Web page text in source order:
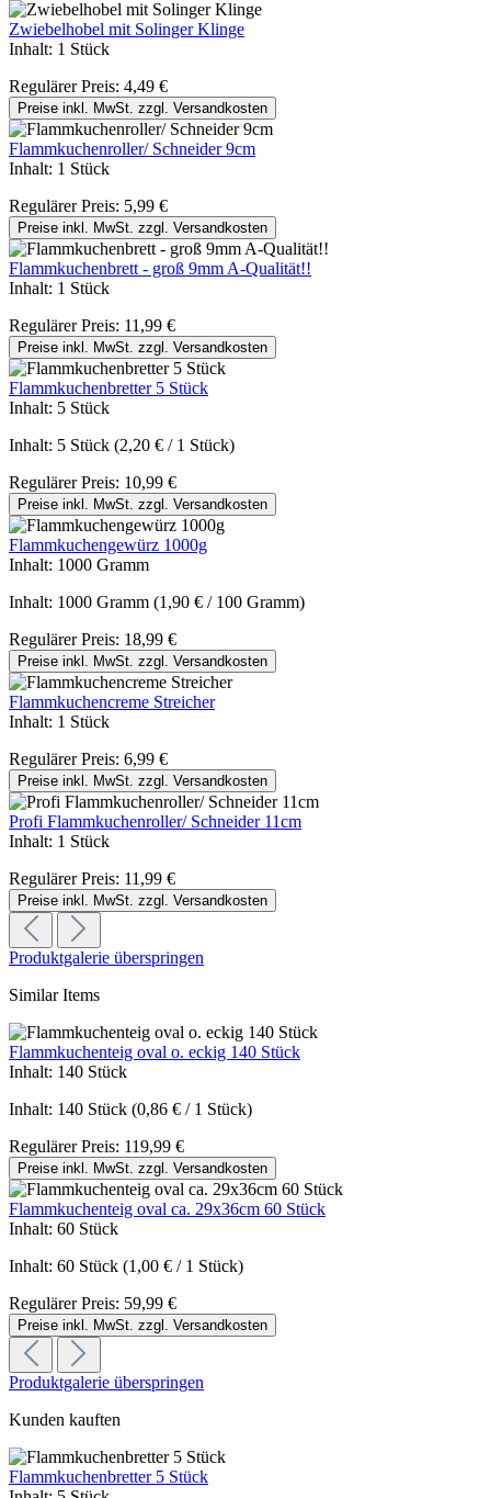
Zwiebelhobel mit Solinger Klinge
Inhalt: 1 Stück
Regulärer Preis: 4,49 €
Preise inkl. MwSt. zzgl. Versandkosten
Flammkuchenroller/ Schneider 9cm
Inhalt: 1 Stück
Regulärer Preis: 5,99 €
Preise inkl. MwSt. zzgl. Versandkosten
Flammkuchenbrett - groß 9mm A-Qualität!!
Inhalt: 1 Stück
Regulärer Preis: 11,99 €
Preise inkl. MwSt. zzgl. Versandkosten
Flammkuchenbretter 5 Stück
Inhalt: 5 Stück
Inhalt: 5 Stück (2,20 € / 1 Stück)
Regulärer Preis: 10,99 €
Preise inkl. MwSt. zzgl. Versandkosten
Flammkuchengewürz 1000g
Inhalt: 1000 Gramm
Inhalt: 1000 Gramm (1,90 € / 100 Gramm)
Regulärer Preis: 18,99 €
Preise inkl. MwSt. zzgl. Versandkosten
Flammkuchencreme Streicher
Inhalt: 1 Stück
Regulärer Preis: 6,99 €
Preise inkl. MwSt. zzgl. Versandkosten
Profi Flammkuchenroller/ Schneider 11cm
Inhalt: 1 Stück
Regulärer Preis: 11,99 €
Preise inkl. MwSt. zzgl. Versandkosten
Produktgalerie überspringen
Similar Items
Flammkuchenteig oval o. eckig 140 Stück
Inhalt: 140 Stück
Inhalt: 140 Stück (0,86 € / 1 Stück)
Regulärer Preis: 119,99 €
Preise inkl. MwSt. zzgl. Versandkosten
Flammkuchenteig oval ca. 29x36cm 60 Stück
Inhalt: 60 Stück
Inhalt: 60 Stück (1,00 € / 1 Stück)
Regulärer Preis: 59,99 €
Preise inkl. MwSt. zzgl. Versandkosten
Produktgalerie überspringen
Kunden kauften
Flammkuchenbretter 5 Stück